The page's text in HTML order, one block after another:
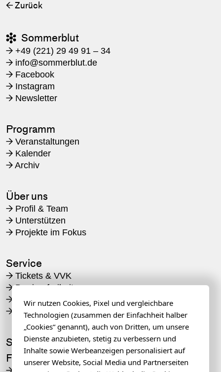
Wir nutzen Cookies, Pixel und vergleichbare
Technologien (zusammen der Einfachheit halber
„Cookies“ genannt), auch von Dritten, um unsere
Dienste anzubieten, stetig zu verbessern und
Inhalte sowie Werbeanzeigen personalisiert auf
unserer Website, Social Media und Partnerseiten
← Zurück
 Sommerblut
→ +49 (221) 29 49 91 – 34
→ ​info@sommerblut.de
→ Facebook
→ Instagram
→ Newsletter
Programm
→ Veranstaltungen
→ Kalender
→ Archiv
Über uns
→ Profil & Team
→ Unterstützen
→ Projekte im Fokus
Service
→ Tickets & VVK
→Barrierefreiheit
→ Veranstaltungsorte
→ Awareness
Sommerblut
Foundation